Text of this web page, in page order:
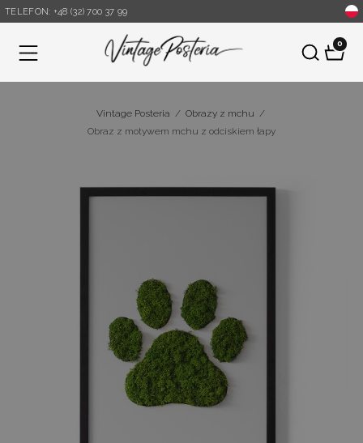
TELEFON: +48 (32) 700 37 99
Menu
0
Vintage Posteria / Obrazy z mchu /
Obraz z motywem mchu z odciskiem łapy